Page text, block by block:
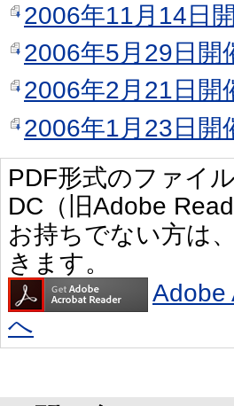
2006年11月14日
2006年5月29日開
2006年2月21日開
2006年1月23日開
PDF形式のファイ
DC（旧Adobe
お持ちでない方は
きます。
Adobe
へ